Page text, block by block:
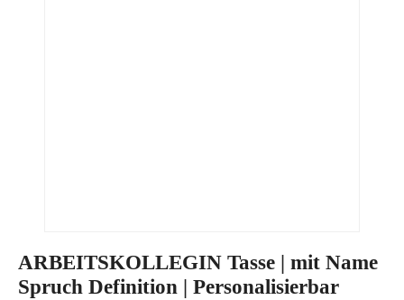
ARBEITSKOLLEGIN Tasse | mit Name
Spruch Definition | Personalisierbar